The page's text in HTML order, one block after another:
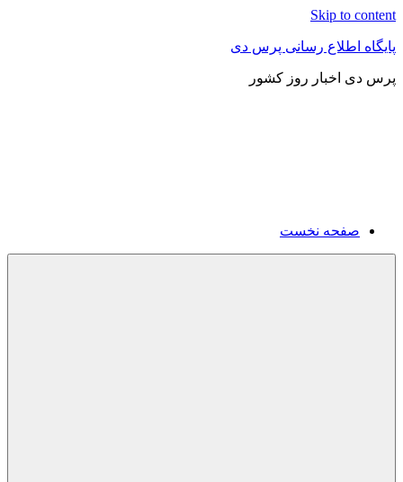
Skip to content
پایگاه اطلاع رسانی پرس دی
پرس دی اخبار روز کشور
صفحه نخست